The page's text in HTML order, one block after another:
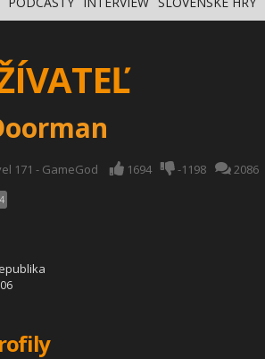
171 - GameGod 1694 -1198 2086